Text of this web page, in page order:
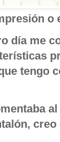
día me
tengo